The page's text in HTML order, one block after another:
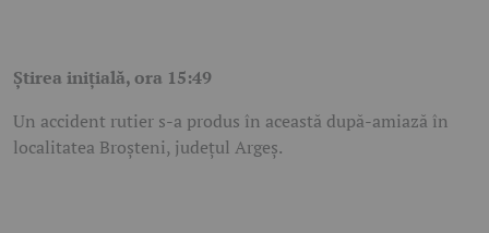
Știrea inițială, ora 15:49
Un accident rutier s-a produs în această după-amiază în
localitatea Broșteni, județul Argeș.